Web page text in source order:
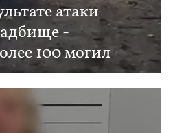
атаки
-
100 могил